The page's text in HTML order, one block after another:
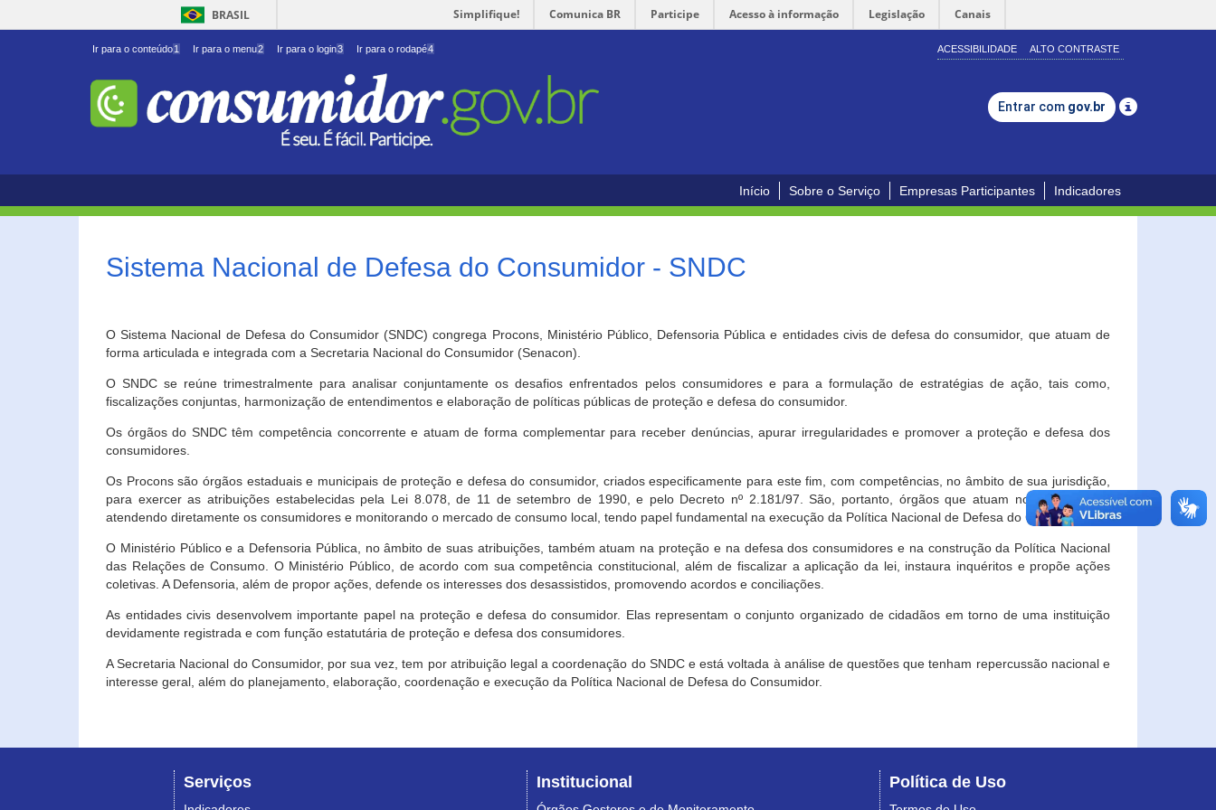
BRASIL Simplifique! Comunica BR Participe Acesso à informação Legislação Canais
Ir para o conteúdo1 Ir para o menu2 Ir para o login3 Ir para o rodapé4 ACESSIBILIDADE ALTO CONTRASTE
Entrar com gov.br
Início Sobre o Serviço Empresas Participantes Indicadores
Sistema Nacional de Defesa do Consumidor - SNDC
O Sistema Nacional de Defesa do Consumidor (SNDC) congrega Procons, Ministério Público, Defensoria Pública e entidades civis de defesa do consumidor, que atuam de
forma articulada e integrada com a Secretaria Nacional do Consumidor (Senacon).
O SNDC se reúne trimestralmente para analisar conjuntamente os desafios enfrentados pelos consumidores e para a formulação de estratégias de ação, tais como,
fiscalizações conjuntas, harmonização de entendimentos e elaboração de políticas públicas de proteção e defesa do consumidor.
Os órgãos do SNDC têm competência concorrente e atuam de forma complementar para receber denúncias, apurar irregularidades e promover a proteção e defesa dos
consumidores.
Os Procons são órgãos estaduais e municipais de proteção e defesa do consumidor, criados especificamente para este fim, com competências, no âmbito de sua jurisdição,
para exercer as atribuições estabelecidas pela Lei 8.078, de 11 de setembro de 1990, e pelo Decreto nº 2.181/97. São, portanto, órgãos que atuam no âmbito local,
atendendo diretamente os consumidores e monitorando o mercado de consumo local, tendo papel fundamental na execução da Política Nacional de Defesa do Consumidor.
O Ministério Público e a Defensoria Pública, no âmbito de suas atribuições, também atuam na proteção e na defesa dos consumidores e na construção da Política Nacional
das Relações de Consumo. O Ministério Público, de acordo com sua competência constitucional, além de fiscalizar a aplicação da lei, instaura inquéritos e propõe ações
coletivas. A Defensoria, além de propor ações, defende os interesses dos desassistidos, promovendo acordos e conciliações.
As entidades civis desenvolvem importante papel na proteção e defesa do consumidor. Elas representam o conjunto organizado de cidadãos em torno de uma instituição
devidamente registrada e com função estatutária de proteção e defesa dos consumidores.
A Secretaria Nacional do Consumidor, por sua vez, tem por atribuição legal a coordenação do SNDC e está voltada à análise de questões que tenham repercussão nacional e
interesse geral, além do planejamento, elaboração, coordenação e execução da Política Nacional de Defesa do Consumidor.
Serviços Institucional Política de Uso